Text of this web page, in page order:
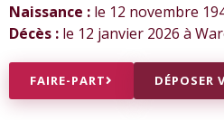
Naissance : le 12 novembre
Décès : le 12 janvier 2026 à
FAIRE-PART DÉPOSER